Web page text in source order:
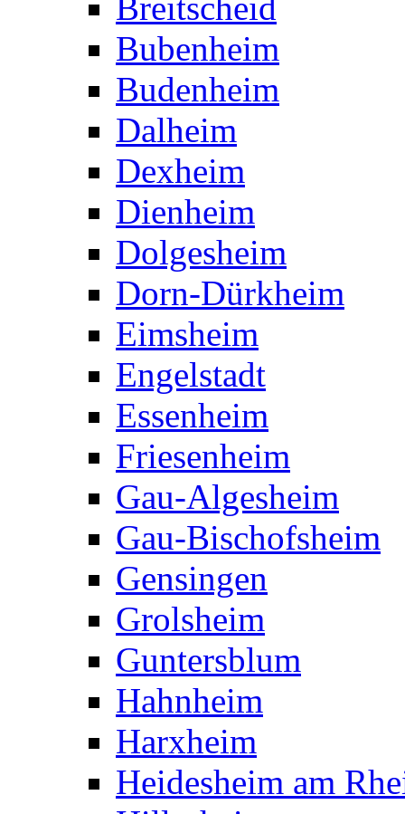
Bubenheim
Budenheim
Dalheim
Dexheim
Dienheim
Dolgesheim
Dorn-Dürkheim
Eimsheim
Engelstadt
Essenheim
Friesenheim
Gau-Algesheim
Gau-Bischofsheim
Gensingen
Grolsheim
Guntersblum
Hahnheim
Harxheim
Heidesheim am